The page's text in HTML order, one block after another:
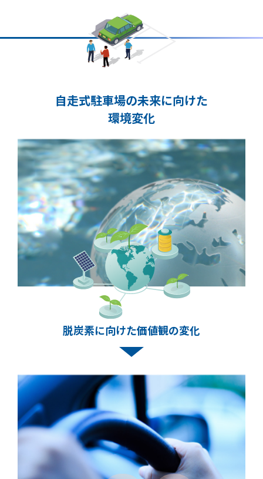
自走式駐車場の未来に向けた
環境変化
脱炭素に向けた価値観の変化